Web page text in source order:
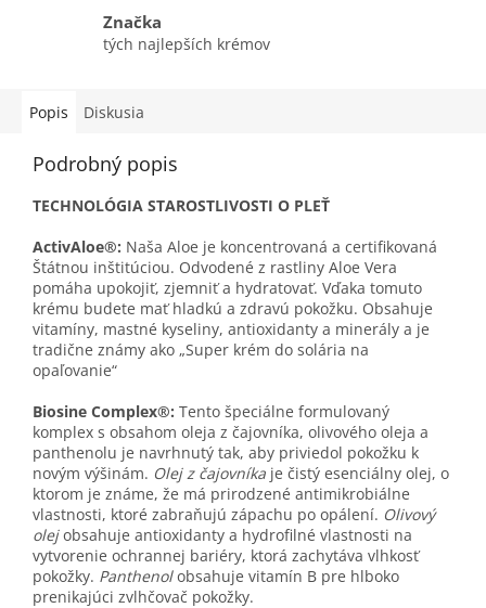
Značka
tých najlepších krémov
Popis Diskusia
Podrobný popis
TECHNOLÓGIA STAROSTLIVOSTI O PLEŤ
ActivAloe®: Naša Aloe je koncentrovaná a certifikovaná
Štátnou inštitúciou. Odvodené z rastliny Aloe Vera
pomáha upokojiť, zjemniť a hydratovať. Vďaka tomuto
krému budete mať hladkú a zdravú pokožku. Obsahuje
vitamíny, mastné kyseliny, antioxidanty a minerály a je
tradične známy ako „Super krém do solária na
opaľovanie“
Biosine Complex®: Tento špeciálne formulovaný
komplex s obsahom oleja z čajovníka, olivového oleja a
panthenolu je navrhnutý tak, aby priviedol pokožku k
novým výšinám. Olej z čajovníka je čistý esenciálny olej, o
ktorom je známe, že má prirodzené antimikrobiálne
vlastnosti, ktoré zabraňujú zápachu po opálení. Olivový
olejobsahuje antioxidanty a hydrofilné vlastnosti na
vytvorenie ochrannej bariéry, ktorá zachytáva vlhkosť
pokožky. Panthenolobsahuje vitamín B pre hlboko
prenikajúci zvlhčovač pokožky.